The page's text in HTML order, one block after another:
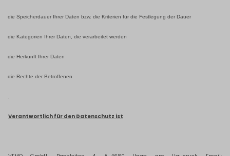
die Speicherdauer Ihrer Daten bzw. die Kriterien für die Festlegung der Dauer
die Kategorien Ihrer Daten, die verarbeitet werden
die Herkunft Ihrer Daten
die Rechte der Betroffenen
Verantwortlich für den Datenschutz ist